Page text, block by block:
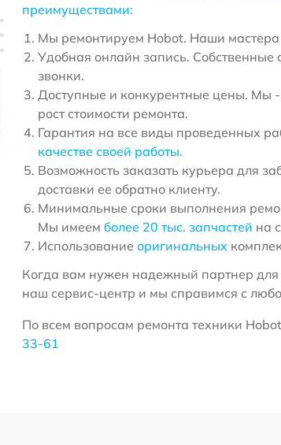
преимуществами:
Мы ремонтируем Hobot. Наши
Удобная онлайн запись.
звонки.
Доступные и конкурентные цены. Мы
рост стоимости ремонта.
Гарантия на все виды проведенных
качестве своей работы.
Возможность заказать курьера для
доставки ее обратно клиенту.
Минимальные сроки выполнения
Мы имеем более 20 тыс. запчастей на
Использование оригинальных
Когда вам нужен надежный партнер для
наш сервис-центр и мы справимся с
По всем вопросам ремонта техники
33-61